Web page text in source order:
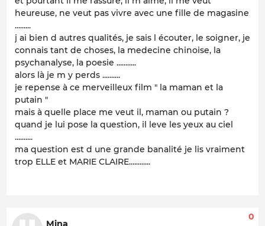
heureuse, ne veut pas vivre avec une fille de magasine
.........
j ai bien d autres qualités, je sais l écouter, le soigner, je
connais tant de choses, la medecine chinoise, la
psychanalyse, la poesie ...........
alors là je m y perds ..........
je repense à ce merveilleux film " la maman et la
putain "
mais à quelle place me veut il, maman ou putain ?
quand je lui pose la question, il leve les yeux au ciel
..........
ma question est d une grande banalité je lis vraiment
trop ELLE et MARIE CLAIRE............
Mina
0